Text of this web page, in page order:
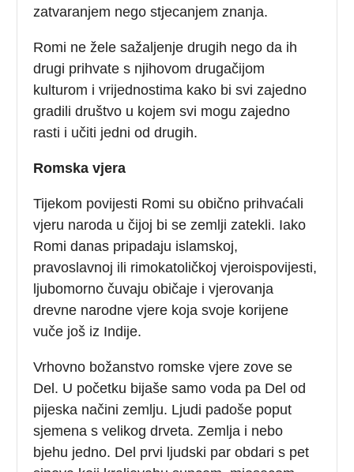
zatvaranjem nego stjecanjem znanja.
Romi ne žele sažaljenje drugih nego da ih
drugi prihvate s njihovom drugačijom
kulturom i vrijednostima kako bi svi zajedno
gradili društvo u kojem svi mogu zajedno
rasti i učiti jedni od drugih.
Romska vjera
Tijekom povijesti Romi su obično prihvaćali
vjeru naroda u čijoj bi se zemlji zatekli. Iako
Romi danas pripadaju islamskoj,
pravoslavnoj ili rimokatoličkoj vjeroispovijesti,
ljubomorno čuvaju običaje i vjerovanja
drevne narodne vjere koja svoje korijene
vuče još iz Indije.
Vrhovno božanstvo romske vjere zove se
Del. U početku bijaše samo voda pa Del od
pijeska načini zemlju. Ljudi padoše poput
sjemena s velikog drveta. Zemlja i nebo
bjehu jedno. Del prvi ljudski par obdari s pet